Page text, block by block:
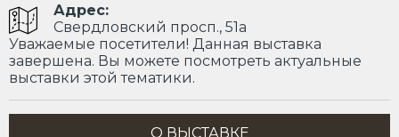
Адрес:
Свердловский просп., 51а
Уважаемые посетители! Данная выставка
завершена. Вы можете посмотреть актуальные
выставки этой тематики.
О ВЫСТАВКЕ